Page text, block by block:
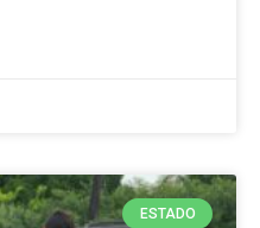
ESTADO